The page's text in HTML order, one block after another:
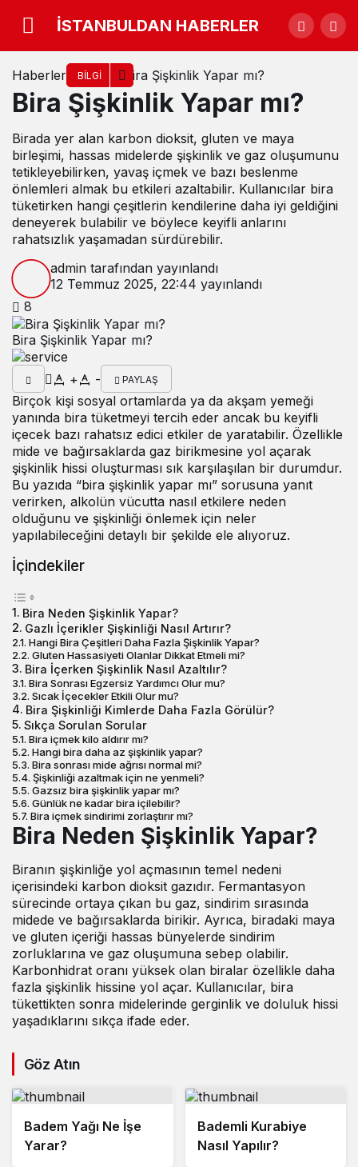
İSTANBULDAN HABERLER
Haberler BILGI Bira Şişkinlik Yapar mı?
Bira Şişkinlik Yapar mı?
Birada yer alan karbon dioksit, gluten ve maya
birleşimi, hassas midelerde şişkinlik ve gaz oluşumunu
tetikleyebilirken, yavaş içmek ve bazı beslenme
önlemleri almak bu etkileri azaltabilir. Kullanıcılar bira
tüketirken hangi çeşitlerin kendilerine daha iyi geldiğini
deneyerek bulabilir ve böylece keyifli anlarını
rahatsızlık yaşamadan sürdürebilir.
admin tarafından yayınlandı
12 Temmuz 2025, 22:44 yayınlandı
8
Bira Şişkinlik Yapar mı?
+ - PAYLAŞ
Birçok kişi sosyal ortamlarda ya da akşam yemeği
yanında bira tüketmeyi tercih eder ancak bu keyifli
içecek bazı rahatsız edici etkiler de yaratabilir. Özellikle
mide ve bağırsaklarda gaz birikmesine yol açarak
şişkinlik hissi oluşturması sık karşılaşılan bir durumdur.
Bu yazıda “bira şişkinlik yapar mı” sorusuna yanıt
verirken, alkolün vücutta nasıl etkilere neden
olduğunu ve şişkinliği önlemek için neler
yapılabileceğini detaylı bir şekilde ele alıyoruz.
İçindekiler
Bira Neden Şişkinlik Yapar?
Gazlı İçerikler Şişkinliği Nasıl Artırır?
Hangi Bira Çeşitleri Daha Fazla Şişkinlik Yapar?
Gluten Hassasiyeti Olanlar Dikkat Etmeli mi?
Bira İçerken Şişkinlik Nasıl Azaltılır?
Bira Sonrası Egzersiz Yardımcı Olur mu?
Sıcak İçecekler Etkili Olur mu?
Bira Şişkinliği Kimlerde Daha Fazla Görülür?
Sıkça Sorulan Sorular
Bira içmek kilo aldırır mı?
Hangi bira daha az şişkinlik yapar?
Bira sonrası mide ağrısı normal mi?
Şişkinliği azaltmak için ne yenmeli?
Gazsız bira şişkinlik yapar mı?
Günlük ne kadar bira içilebilir?
Bira içmek sindirimi zorlaştırır mı?
Bira Neden Şişkinlik Yapar?
Biranın şişkinliğe yol açmasının temel nedeni
içerisindeki karbon dioksit gazıdır. Fermantasyon
sürecinde ortaya çıkan bu gaz, sindirim sırasında
midede ve bağırsaklarda birikir. Ayrıca, biradaki maya
ve gluten içeriği hassas bünyelerde sindirim
zorluklarına ve gaz oluşumuna sebep olabilir.
Karbonhidrat oranı yüksek olan biralar özellikle daha
fazla şişkinlik hissine yol açar. Kullanıcılar, bira
tükettikten sonra midelerinde gerginlik ve doluluk hissi
yaşadıklarını sıkça ifade eder.
Göz Atın
Badem Yağı Ne İşe
Yarar?
Bademli Kurabiye
Nasıl Yapılır?